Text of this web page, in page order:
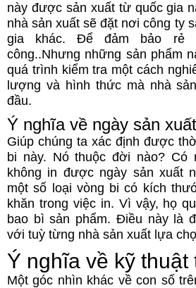
này được sản xuất từ quốc gia
nhà sản xuất sẽ đặt nơi công ty
gia khác. Để đảm bảo rẻ
công..Nhưng những sản phẩm
quá trình kiểm tra một cách
lượng và hình thức mà nhà
đầu.
Ý nghĩa về ngày sản xuất
Giúp chúng ta xác định được
bi này. Nó thuộc đời nào? Có
không in được ngày sản xuất
một số loại vòng bi có kích
khăn trong việc in. Vì vậy, họ
bao bì sản phẩm. Điều này là
với tuỳ từng nhà sản xuất lựa
Ý nghĩa về kỹ thuật
Một góc nhìn khác về con số